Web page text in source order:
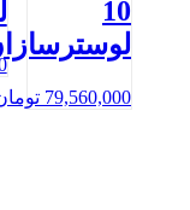
10
79,560,000